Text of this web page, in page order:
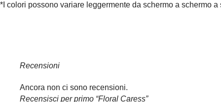
*I colori possono variare leggermente da schermo a schermo
Recensioni
Ancora non ci sono recensioni.
Recensisci per primo “Floral Caress”